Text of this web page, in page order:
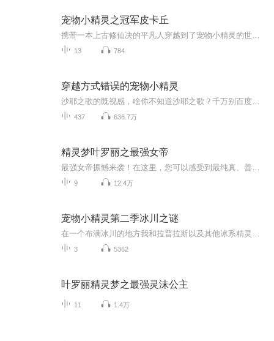
宠物小精灵之冠军皮卡丘
13 784
穿越方式错误的宠物小精灵
437 636.7万
精灵梦叶罗丽之最强女帝
9 12.4万
宠物小精灵第二季冰川之谜
3 5362
叶罗丽精灵梦之最强灵沫公主
11 1.4万